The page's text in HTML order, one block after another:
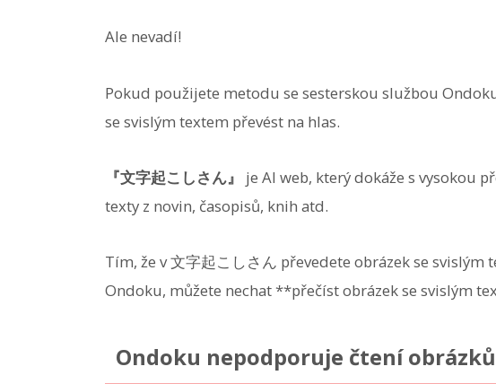
Ale nevadí!
Pokud použijete metodu se sesterskou službou
se svislým textem převést na hlas.
『文字起こしさん』
je AI web, který dokáže s vysokou
texty z novin, časopisů, knih atd.
Tím, že v 文字起こしさん převedete obrázek se
Ondoku, můžete nechat **přečíst obrázek se svislým
Ondoku nepodporuje čtení